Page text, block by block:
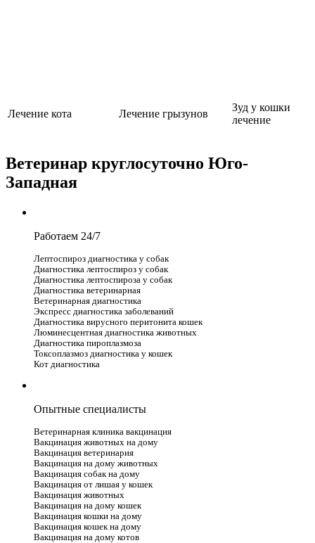
Лечение кота Лечение грызунов
Зуд у кошки
лечение
Ветеринар круглосуточно Юго-
Западная
Работаем 24/7
Лептоспироз диагностика у собак
Диагностика лептоспироз у собак
Диагностика лептоспироза у собак
Диагностика ветеринарная
Ветеринарная диагностика
Экспресс диагностика заболеваний
Диагностика вирусного перитонита кошек
Люминесцентная диагностика животных
Диагностика пироплазмоза
Токсоплазмоз диагностика у кошек
Кот диагностика
Опытные специалисты
Ветеринарная клиника вакцинация
Вакцинация животных на дому
Вакцинация ветеринария
Вакцинация на дому животных
Вакцинация собак на дому
Вакцинация от лишая у кошек
Вакцинация животных
Вакцинация на дому кошек
Вакцинация кошки на дому
Вакцинация кошек на дому
Вакцинация на дому котов